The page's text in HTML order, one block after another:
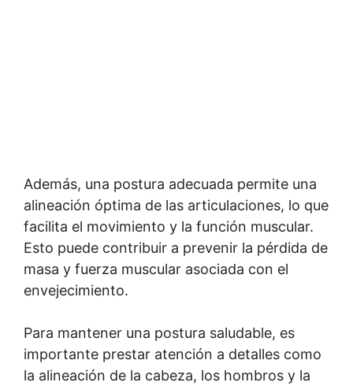
Además, una postura adecuada permite una
alineación óptima de las articulaciones, lo que
facilita el movimiento y la función muscular.
Esto puede contribuir a prevenir la pérdida de
masa y fuerza muscular asociada con el
envejecimiento.
Para mantener una postura saludable, es
importante prestar atención a detalles como
la alineación de la cabeza, los hombros y la